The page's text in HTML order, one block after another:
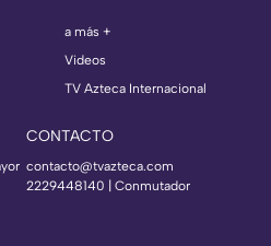
a más +
Videos
TV Azteca Internacional
CONTACTO
contacto@tvazteca.com
2229448140 | Conmutador